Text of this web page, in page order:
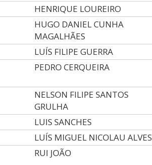
HENRIQUE LOUREIRO
HUGO DANIEL CUNHA
MAGALHÃES
LUÍS FILIPE GUERRA
PEDRO CERQUEIRA
NELSON FILIPE SANTOS
GRULHA
LUIS SANCHES
LUÍS MIGUEL NICOLAU ALVES
RUI JOÃO